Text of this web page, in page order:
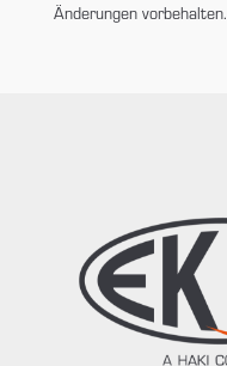
Änderungen vorbehalten.